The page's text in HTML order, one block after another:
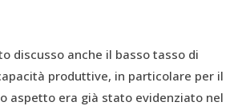
discusso anche il basso tasso di
produttive, in particolare per il
aspetto era già stato evidenziato nel